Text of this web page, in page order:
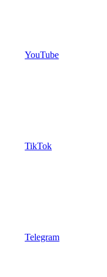
YouTube
TikTok
Telegram